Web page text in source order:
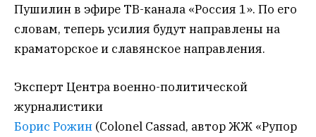
Пушилин в эфире ТВ-канала «Россия 1». По его
словам, теперь усилия будут направлены на
краматорское и славянское направления.
Эксперт Центра военно-политической
журналистики
Борис Рожин (Colonel Cassad, автор ЖЖ «Рупор